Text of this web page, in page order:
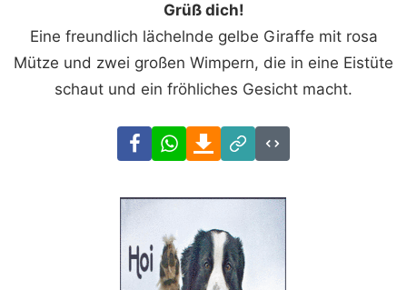
Grüß dich!
Eine freundlich lächelnde gelbe Giraffe mit rosa
Mütze und zwei großen Wimpern, die in eine Eistüte
schaut und ein fröhliches Gesicht macht.
FacebookWhatsAppDownload
Link
Code